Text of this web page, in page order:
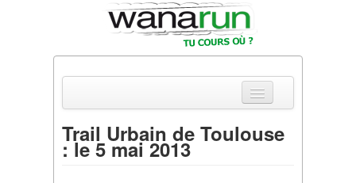
Actualités
Trail Urbain de Toulouse
: le 5 mai 2013